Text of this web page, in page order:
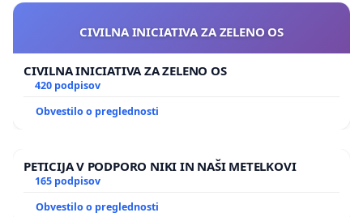
CIVILNA INICIATIVA ZA ZELENO OS
CIVILNA INICIATIVA ZA ZELENO OS
420 podpisov
Obvestilo o preglednosti
PETICIJA V PODPORO NIKI IN NAŠI METELKOVI
165 podpisov
Obvestilo o preglednosti